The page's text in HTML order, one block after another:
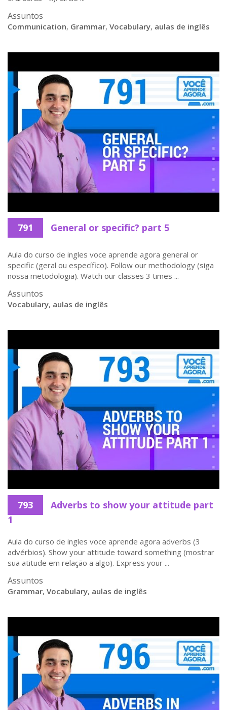
Assuntos
Communication, Grammar, Vocabulary, aulas de inglês
791 General or specific? part 5
Aula do curso de ingles voce aprende agora general or
specific (geral ou específico). Follow our methodology (siga
nossa metodologia). Watch our classes 3 times ...
Assuntos
Vocabulary, aulas de inglês
793
Adverbs to show your attitude part
1
Aula do curso de ingles voce aprende agora adverbs (3
advérbios). Show your attitude toward something (mostrar
sua atitude em relação a algo). Express your ...
Assuntos
Grammar, Vocabulary, aulas de inglês